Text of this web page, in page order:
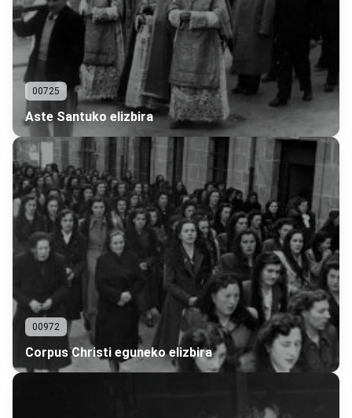
00725
Aste Santuko elizbira
00972
Corpus Christi eguneko elizbira